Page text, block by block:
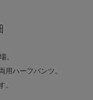
。
ハーフパンツ。